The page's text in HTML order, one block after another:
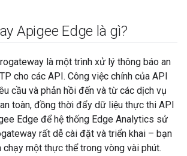
Apigee Edge là gì?
là một trình xử lý thông báo an
cho các API. Công việc chính của API
cầu và phản hồi đến và từ các dịch vụ
toàn, đồng thời đẩy dữ liệu thực thi API
Edge để hệ thống Edge Analytics sử
rất dễ cài đặt và triển khai – bạn
một thực thể trong vòng vài phút.